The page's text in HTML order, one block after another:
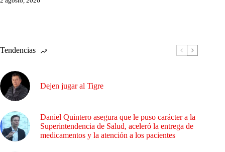
Tendencias
Dejen jugar al Tigre
Daniel Quintero asegura que le puso carácter a la
Superintendencia de Salud, aceleró la entrega de
medicamentos y la atención a los pacientes